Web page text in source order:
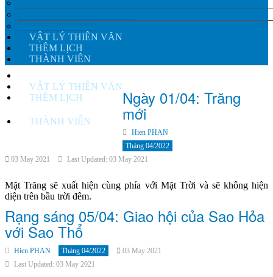
VẬT LÝ THIÊN VĂN
THÊM LỊCH
THÀNH VIÊN
VẬT LÝ THIÊN VĂN
THÊM LỊCH
THÀNH VIÊN
Ngày 01/04: Trăng
mới
Hien PHAN
Tháng 04/2022
03 May 2021
Last Updated: 03 May 2021
Mặt Trăng sẽ xuất hiện cùng phía với Mặt Trời và sẽ không hiện
diện trên bầu trời đêm.
Rạng sáng 05/04: Giao hội của Sao Hỏa
với Sao Thổ
Hien PHAN Tháng 04/2022
03 May 2021
Last Updated: 03 May 2021